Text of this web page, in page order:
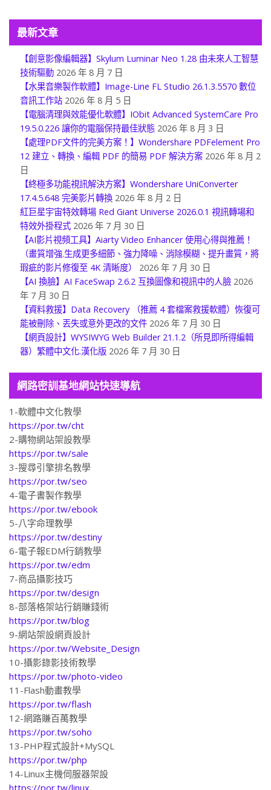
最新文章
【創意影像編輯器】Skylum Luminar Neo 1.28 由未來人工智慧
技術驅動 2026 年 8 月 7 日
【水果音樂製作軟體】Image-Line FL Studio 26.1.3.5570 數位
音訊工作站 2026 年 8 月 5 日
【電腦清理與效能優化軟體】IObit Advanced SystemCare Pro
19.5.0.226 讓你的電腦保持最佳狀態
2026 年 8 月 3 日
【處理PDF文件的完美方案！】Wondershare PDFelement Pro
12 建立、轉換、編輯 PDF 的簡易 PDF 解決方案
日
【終極多功能視訊解決方案】Wondershare UniConverter
17.4.5.648 完美影片轉換
2026 年 8 月 2 日
紅巨星宇宙特效轉場 Red Giant Universe 2026.0.1 視訊轉場和
特效外掛程式 2026 年 7 月 30 日
【AI影片視頻工具】Aiarty Video Enhancer 使用心得與推薦！
（畫質增強.生成更多細節、強力降噪、消除模糊、提升畫質，將
瑕疵的影片修復至 4K 清晰度） 2026 年 7 月 30 日
【AI 換臉】AI FaceSwap 2.6.2 互換圖像和視訊中的人臉
年 7 月 30 日
【資料救援】Data Recovery （推薦 4 套檔案救援軟體）恢復可
能被刪除、丟失或意外更改的文件 2026 年 7 月 30 日
【網頁設計】WYSIWYG Web Builder 21.1.2（所見即所得編輯
網路密訓基地網站快速導航
1-軟體中文化教學
https://por.tw/cht
2-購物網站架設教學
https://por.tw/sale
3-搜尋引擎排名教學
https://por.tw/seo
4-電子書製作教學
https://por.tw/ebook
5-八字命理教學
https://por.tw/destiny
6-電子報EDM行銷教學
https://por.tw/edm
7-商品攝影技巧
https://por.tw/design
8-部落格架站行銷賺錢術
https://por.tw/blog
9-網站架設網頁設計
https://por.tw/Website_Design
10-攝影錄影技術教學
https://por.tw/photo-video
11-Flash動畫教學
https://por.tw/flash
12-網路賺百萬教學
https://por.tw/soho
13-PHP程式設計+MySQL
https://por.tw/php
14-Linux主機伺服器架設